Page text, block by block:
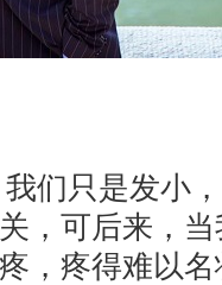
们只是发小
，可后来，
，疼得难以